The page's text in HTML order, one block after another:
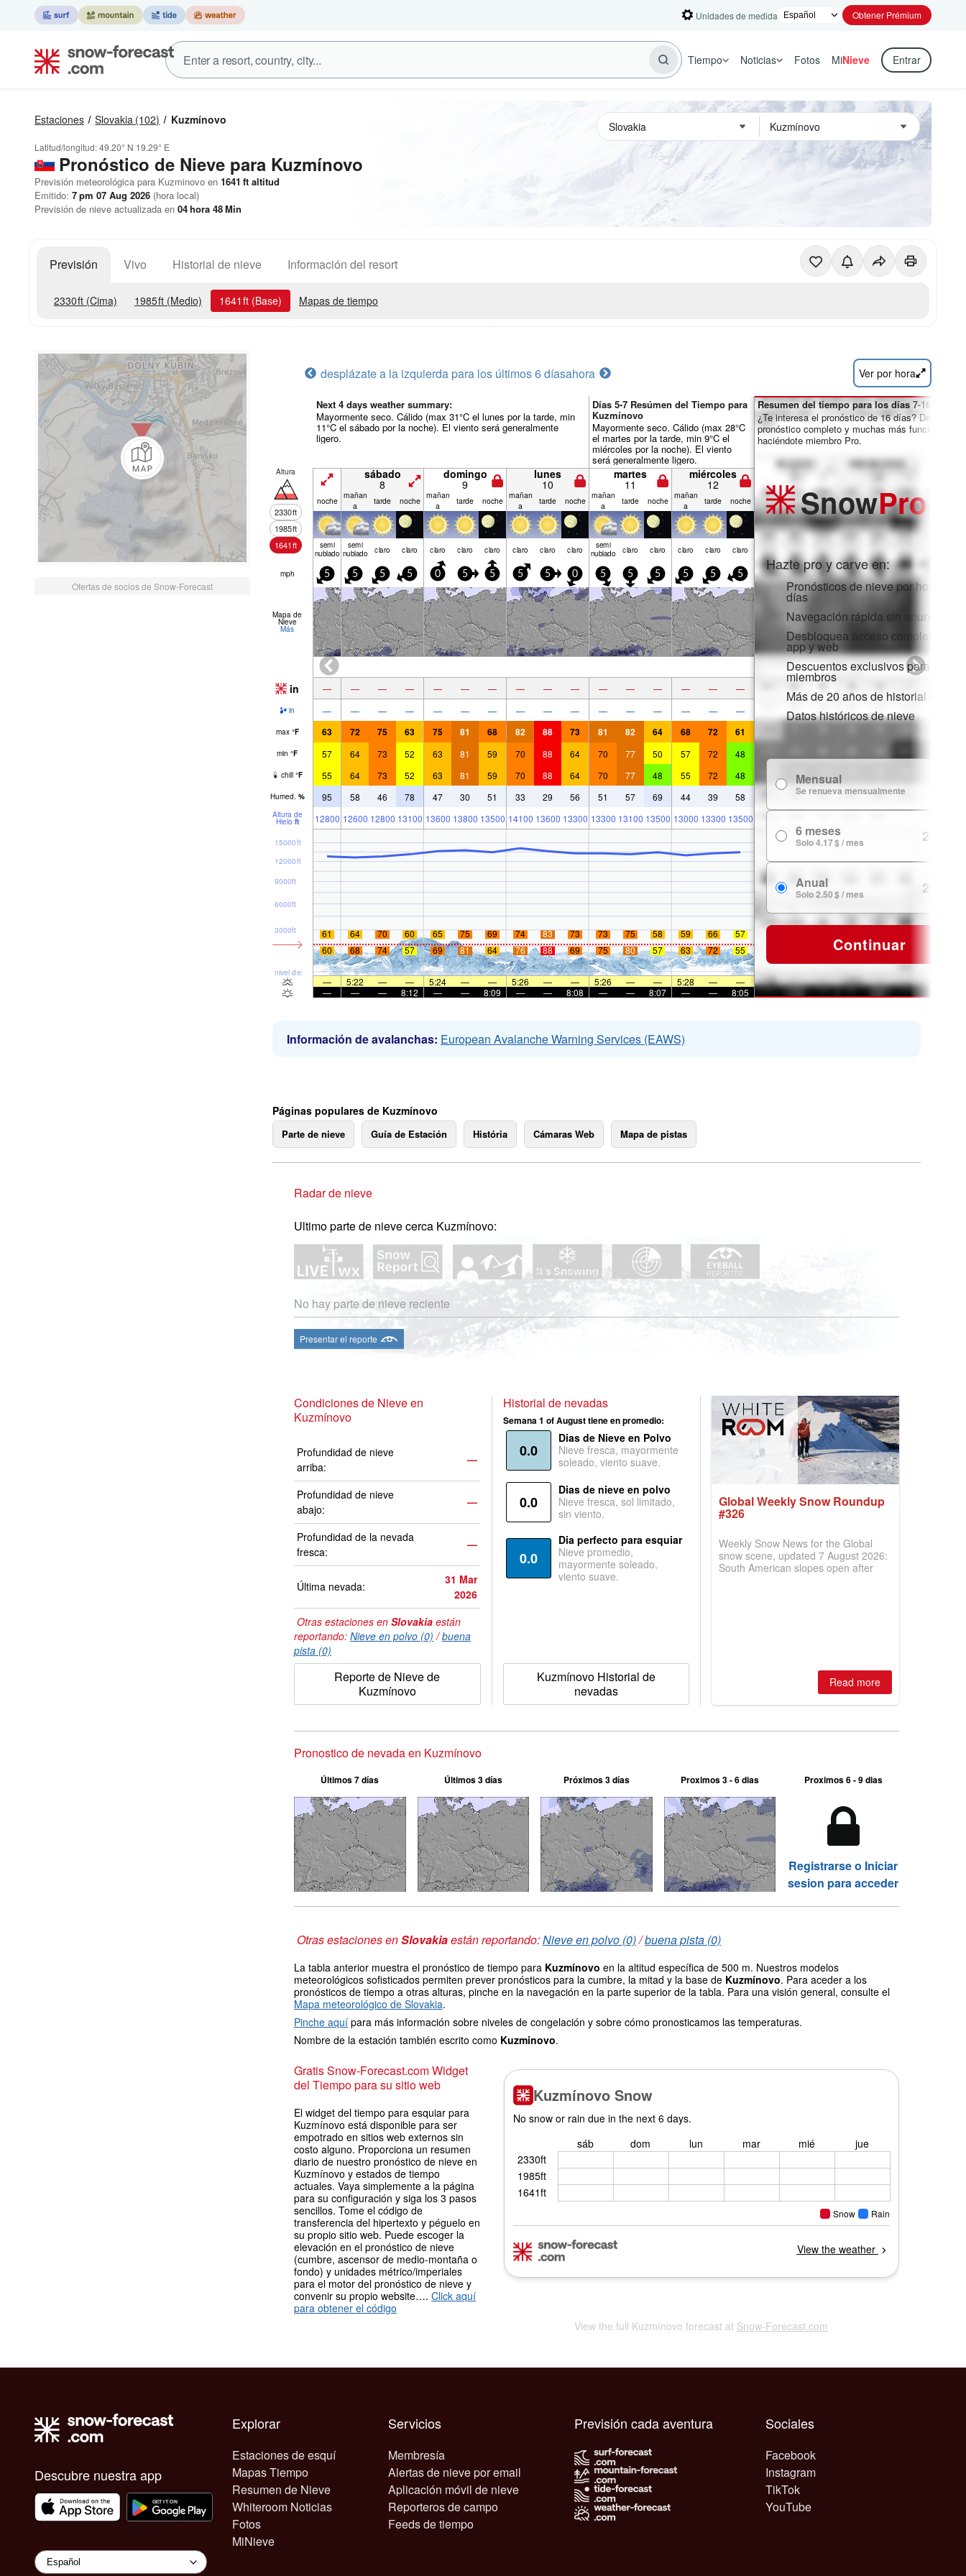
Unidades de medida Obtener Prémium
Tiempo Noticias Fotos MiNieve Entrar
Estaciones Slovakia (102) Kuzmínovo
Latitud/longitud:49.20° N 19.29° E
Pronóstico de Nieve para Kuzmínovo
Previsión meteorológica para Kuzminovo en 1641 ft altitud
Emitido: 7 pm 07 Aug 2026 (hora local)
Previsión de nieve actualizada en 04hora 48Min
Previsión Vivo Historial de nieve Información del resort
2330ft (Cima) 1985ft (Medio) 1641 ft (Base) Mapas de tiempo
Ofertas de socios de Snow-Forecast
desplázate a la izquierda para los últimos 6 díasahora Ver por hora
Next 4 days weather summary:
Mayormente seco. Cálido (max 31°C el lunes por la tarde, min
11°C el sábado por la noche). El viento será generalmente
ligero.
Días 5-7 Resúmen del Tiempo para
Kuzmínovo
Mayormente seco. Cálido (max 28°C
el martes por la tarde, min 9°C el
miércoles por la noche). El viento
será generalmente ligero.
Altura
2330ft
1985ft
1641ft
sábado
8
domingo
9
lunes
10
martes
11
miércoles
12
noche mañan
a
tarde noche mañan
a
tarde noche mañan
a
tarde noche mañan
a
tarde noche mañan
a
tarde noche
semi
nublado
semi
nublado claro claro claro claro claro claro claro claro semi
nublado claro claro claro claro claro
mph 5 5 5 5 0 5 5 5 5 0 5 5 5 5 5 5
Mapa de
Nieve
Más
in — — — — — — — — — — — — — — — —
in — — — — — — — — — — — — — — — —
max °F 63 72 75 63 75 81 68 82 88 73 81 82 64 68 72 61
min °F 57 64 73 52 63 81 59 70 88 64 70 77 50 57 72 48
chill °F 55 64 73 52 63 81 59 70 88 64 70 77 48 55 72 48
Humed. % 95 58 46 78 47 30 51 33 29 56 51 57 69 44 39 58
Altura de
Hielo ft 12800 12600 12800 13100 13600 13800 13500 14100 13600 13300 13300 13100 13500 13000 13300 13500
nivel del mar
3000ft
6000ft
9000ft
12000ft
15000ft
61 64 70 60 65 75 69 74 83 73 73 75 58 59 66
57
60
68 74 57 69 81 64 76 88 69 75 80 57 63 72 55
— 5:22 — — 5:24 — — 5:26 — — 5:26 — — 5:28 —
—
—
— — 8:12 — — 8:09 — — 8:08 — — 8:07 — — 8:05
Resumen del tiempo para los días 7-16:
¿Te interesa el pronóstico de 16 días?
pronóstico completo y muchas más funciones
haciéndote miembro Pro.
SnowPro
Hazte pro y carve en:
Pronósticos de nieve por horas y
días
Navegación rápida sin anuncios
Desbloquea acceso completo en la
app y web
Descuentos exclusivos para
miembros
Más de 20 años de historial de
Datos históricos de nieve
Mensual
Se renueva mensualmente
6 meses
Solo 4.17 $ / mes 24.99 $
Anual
Solo 2.50 $ / mes 29.99 $
Continuar
Información de avalanchas: European Avalanche Warning Services (EAWS)
Páginas populares de Kuzmínovo
Parte de nieve Guía de Estación História Cámaras Web Mapa de pistas
Radar de nieve
Ultimo parte de nieve cerca Kuzmínovo:
No hay parte de nieve reciente
Presentar el reporte
Condiciones de Nieve en
Kuzmínovo
Profundidad de nieve
arriba:
—
Profundidad de nieve
abajo:
—
Profundidad de la nevada
fresca:
—
Última nevada:
31 Mar
2026
Otras estaciones en Slovakia están
reportando: Nieve en polvo (0) /buena
pista (0)
Reporte de Nieve de
Kuzmínovo
Historial de nevadas
Semana 1 of August tiene en promedio:
0.0
Dias de Nieve en Polvo
Nieve fresca, mayormente
soleado, viento suave.
0.0
Dias de nieve en polvo
Nieve fresca, sol limitado,
sin viento.
0.0
Dia perfecto para esquiar
Nieve promedio,
mayormente soleado,
viento suave.
Kuzmínovo Historial de
nevadas
Global Weekly Snow Roundup
#326
Weekly Snow News for the Global
snow scene, updated 7 August 2026:
South American slopes open after
Read more
Pronostico de nevada en Kuzmínovo
Últimos 7 días Últimos 3 días Próximos 3 días Proximos 3 - 6 dias Proximos 6 - 9 dias
Registrarse o Iniciar
sesion para acceder
Otras estaciones enSlovakiaestán reportando:Nieve en polvo (0)/buena pista (0)
La tabla anterior muestra el pronóstico de tiempo para Kuzmínovo en la altitud específica de 500 m. Nuestros modelos
meteorológicos sofisticados permiten prever pronósticos para la cumbre, la mitad y la base de Kuzmínovo. Para aceder a los
pronósticos de tiempo a otras alturas, pinche en la navegación en la parte superior de la tabla. Para una visión general, consulte el
Mapa meteorológico de Slovakia.
Pinche aquí para más información sobre niveles de congelación y sobre cómo pronosticamos las temperaturas.
Nombre de la estación también escrito como Kuzminovo.
Gratis Snow-Forecast.com Widget
del Tiempo para su sitio web
El widget del tiempo para esquiar para
Kuzmínovo está disponible para ser
empotrado en sitios web externos sin
costo alguno. Proporciona un resumen
diario de nuestro pronóstico de nieve en
Kuzmínovo y estados de tiempo
actuales. Vaya simplemente a la página
para su configuración y siga los 3 pasos
sencillos. Tome el código de
transferencia del hipertexto y péguelo en
su propio sitio web. Puede escoger la
elevación en el pronóstico de nieve
(cumbre, ascensor de medio-montaña o
fondo) y unidades métrico/imperiales
para el motor del pronóstico de nieve y
convenir su propio website…. Click aquí
para obtener el código
View the full Kuzmínovo forecast at Snow-Forecast.com
Descubre nuestra app
Explorar
Estaciones de esquí
Mapas Tiempo
Resumen de Nieve
Whiteroom Noticias
Fotos
MiNieve
Servicios
Membresía
Alertas de nieve por email
Aplicación móvil de nieve
Reporteros de campo
Feeds de tiempo
Sociales
Facebook
Instagram
TikTok
YouTube
Previsión cada aventura